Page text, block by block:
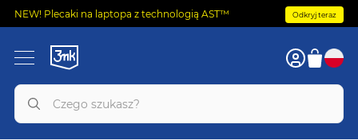
NEW! Plecaki na laptopa z technologią AST™ Odkryj teraz